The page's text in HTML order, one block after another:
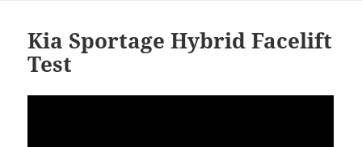
Kia Sportage Hybrid Facelift
Test